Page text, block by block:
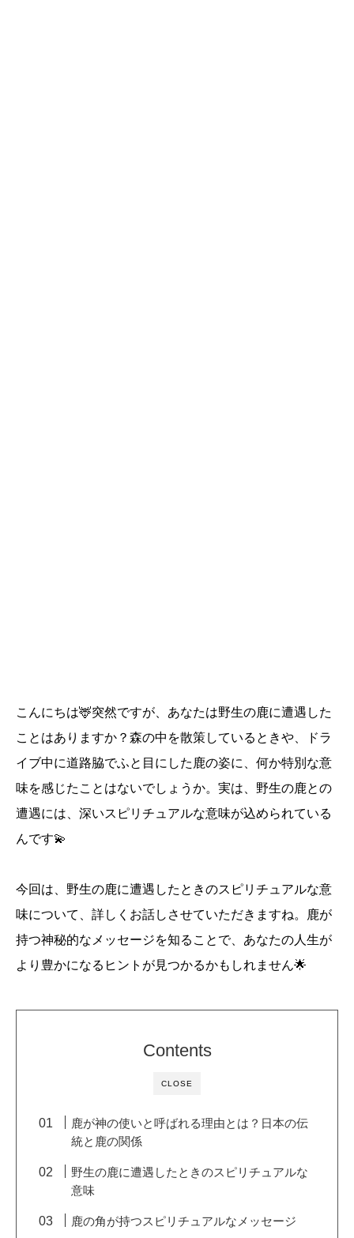
こんにちは🦌突然ですが、あなたは野生の鹿に遭遇した
ことはありますか？森の中を散策しているときや、ドラ
イブ中に道路脇でふと目にした鹿の姿に、何か特別な意
味を感じたことはないでしょうか。実は、野生の鹿との
遭遇には、深いスピリチュアルな意味が込められている
んです💫
今回は、野生の鹿に遭遇したときのスピリチュアルな意
味について、詳しくお話しさせていただきますね。鹿が
持つ神秘的なメッセージを知ることで、あなたの人生が
より豊かになるヒントが見つかるかもしれません🌟
CLOSE
Contents
鹿が神の使いと呼ばれる理由とは？日本の伝
統と鹿の関係
野生の鹿に遭遇したときのスピリチュアルな
意味
鹿の角が持つスピリチュアルなメッセージ